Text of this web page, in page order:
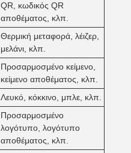
QR, κωδικός QR
αποθέματος, κλπ.
Θερμική μεταφορά, λέιζερ,
μελάνι, κλπ.
Προσαρμοσμένο κείμενο,
κείμενο αποθέματος, κλπ.
Λευκό, κόκκινο, μπλε, κλπ.
Προσαρμοσμένο
λογότυπο, λογότυπο
αποθέματος, κλπ.